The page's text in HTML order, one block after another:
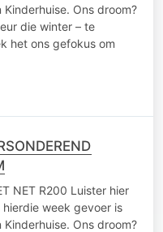
Ons droom?
die winter – te
het ons gefokus om
NET R200 Luister hier
week gevoer is
Ons droom?